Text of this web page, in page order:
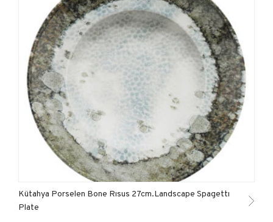
Kütahya Porselen Bone Rısus 27cm.Landscape Spagettı
Plate